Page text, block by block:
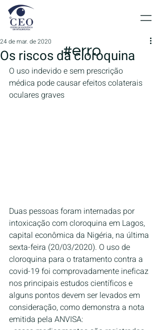
Os riscos da cloroquina
24 de mar. de 2020
O uso indevido e sem prescrição
médica pode causar efeitos colaterais
oculares graves
Duas pessoas foram internadas por
intoxicação com cloroquina em Lagos,
capital econômica da Nigéria, na última
sexta-feira (20/03/2020). O uso de
cloroquina para o tratamento contra a
covid-19 foi comprovadamente ineficaz
nos principais estudos científicos e
alguns pontos devem ser levados em
consideração, como demonstra a nota
emitida pela ANVISA:
#erro